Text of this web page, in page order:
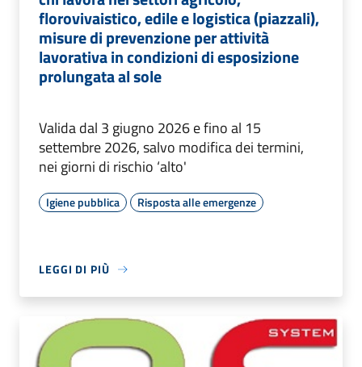
florovivaistico, edile e logistica (piazzali),
misure di prevenzione per attività
lavorativa in condizioni di esposizione
prolungata al sole
Valida dal 3 giugno 2026 e fino al 15
settembre 2026, salvo modifica dei termini,
nei giorni di rischio ‘alto'
Igiene pubblica Risposta alle emergenze
LEGGI DI PIÙ